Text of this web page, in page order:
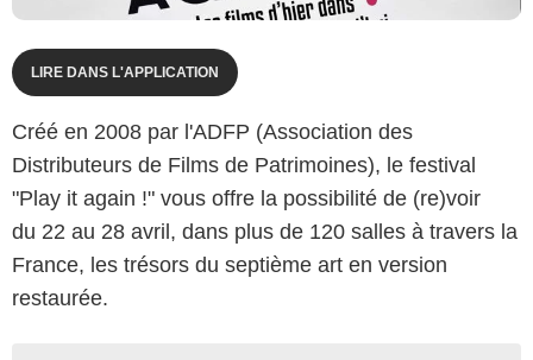
LIRE DANS L'APPLICATION
Créé en 2008 par l'ADFP (Association des
Distributeurs de Films de Patrimoines), le festival
"Play it again !" vous offre la possibilité de (re)voir
du 22 au 28 avril, dans plus de 120 salles à travers la
France, les trésors du septième art en version
restaurée.